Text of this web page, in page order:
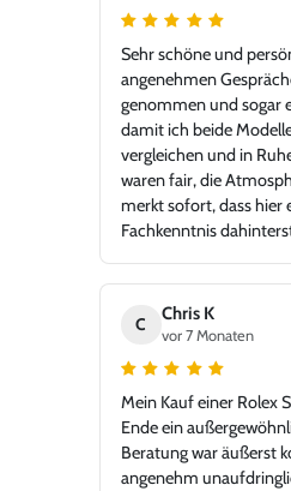
Sehr schöne und
angenehmen
genommen und sogar
damit ich beide
vergleichen und in Ruhe
waren fair, die
merkt sofort, dass hier
Fachkenntnis
in jeder Großstadt bestehen
Juwelier Kopp
wiederkommen. Klare
C
Chris K
vor 7 Monaten
Mein Kauf einer Rolex
Ende ein
Beratung war äußerst
angenehm